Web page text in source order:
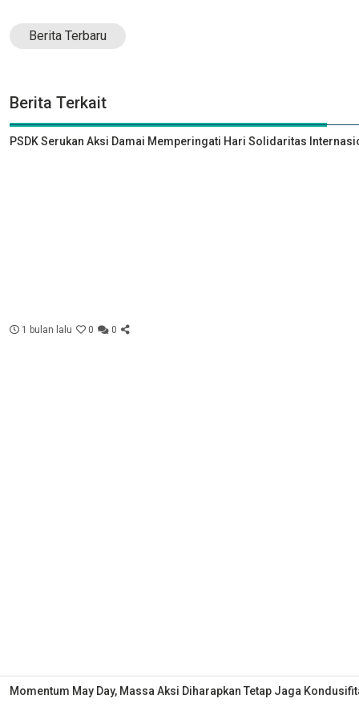
Berita Terbaru
Berita Terkait
PSDK Serukan Aksi Damai Memperingati Hari Solidaritas
1 bulan lalu 0 0
Momentum May Day, Massa Aksi Diharapkan Tetap Jaga